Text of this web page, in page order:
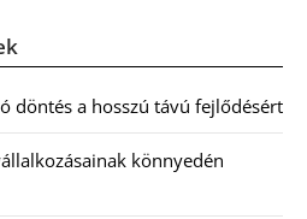
döntés a hosszú távú fejlődésért
könnyedén